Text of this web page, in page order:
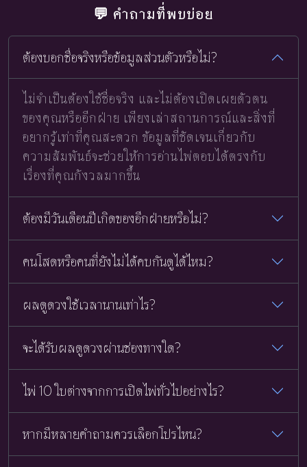
💬 คำถามที่พบบ่อย
ต้องบอกชื่อจริงหรือข้อมูลส่วนตัวหรือไม่?
ไม่จำเป็นต้องใช้ชื่อจริง และไม่ต้องเปิดเผยตัวตน
ของคุณหรืออีกฝ่าย เพียงเล่าสถานการณ์และสิ่งที่
อยากรู้เท่าที่คุณสะดวก ข้อมูลที่ชัดเจนเกี่ยวกับ
ความสัมพันธ์จะช่วยให้การอ่านไพ่ตอบได้ตรงกับ
เรื่องที่คุณกังวลมากขึ้น
ต้องมีวันเดือนปีเกิดของอีกฝ่ายหรือไม่?
คนโสดหรือคนที่ยังไม่ได้คบกันดูได้ไหม?
ผลดูดวงใช้เวลานานเท่าไร?
จะได้รับผลดูดวงผ่านช่องทางใด?
ไพ่ 10 ใบต่างจากการเปิดไพ่ทั่วไปอย่างไร?
หากมีหลายคำถามควรเลือกโปรไหน?